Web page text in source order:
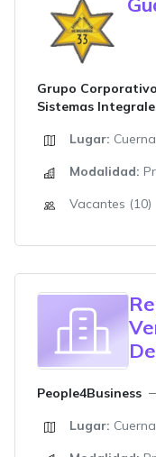
Grupo
Sistemas
Lugar:
Modalidad:
Vacantes (10)
People4Business
Lugar: